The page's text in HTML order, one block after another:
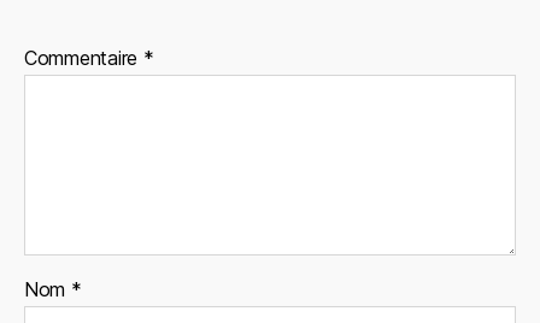
Commentaire *
Nom *